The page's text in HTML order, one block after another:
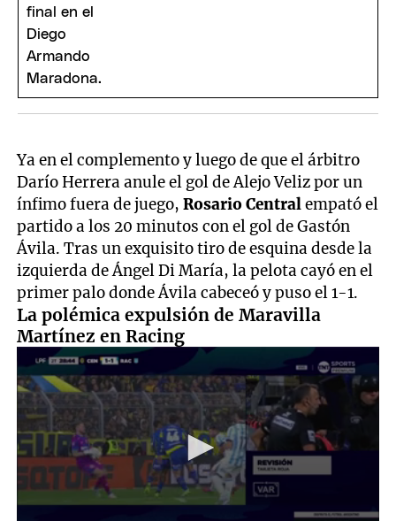
Ya en el complemento y luego de que el árbitro
Darío Herrera anule el gol de Alejo Veliz por un
ínfimo fuera de juego,Rosario Centralempató el
partido a los 20 minutos con el gol de Gastón
Ávila. Tras un exquisito tiro de esquina desde la
izquierda de Ángel Di María, la pelota cayó en el
primer palo donde Ávila cabeceó y puso el 1-1.
La polémica expulsión de Maravilla
Martínez en Racing